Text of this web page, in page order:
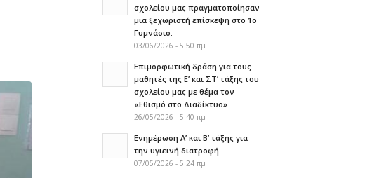
σχολείου μας πραγματοποίησαν
μια ξεχωριστή επίσκεψη στο 1ο
Γυμνάσιο.
03/06/2026 - 5:50 πμ
Επιμορφωτική δράση για τους
μαθητές της Ε’ και ΣΤ’ τάξης του
σχολείου μας με θέμα τον
«Εθισμό στο Διαδίκτυο».
26/05/2026 - 5:40 πμ
Ενημέρωση Α’ και Β’ τάξης για
την υγιεινή διατροφή.
07/05/2026 - 5:24 πμ